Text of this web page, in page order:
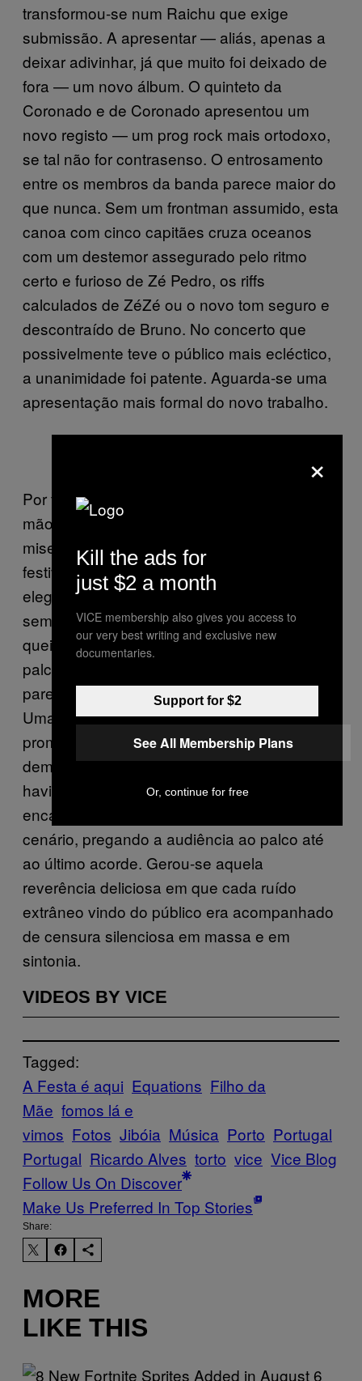
transformou-se num Raichu que exige
submissão. A apresentar — aliás, apenas a
deixar adivinhar, já que muito foi deixado de
fora — um novo álbum. O quinteto da
Coronado e de Coronado apresentou um
novo registo — um prog rock mais ortodoxo,
se tal não for contrasenso. O entrosamento
entre os membros da banda parece maior do
que nunca. Sem um frontman assumido, esta
canoa com cinco capitães cruza oceanos
com um destemor assegurado pelo ritmo
certo e furioso de Zé Pedro, os riffs
calculados de ZéZé ou o novo tom seguro e
descontraído de Bruno. No concerto que
possivelmente teve o público mais ecléctico,
a unanimidade foi patente. Aguarda-se uma
apresentação mais formal do novo trabalho.
Por fim, o fecho de um dia repleto ficou nas
mão de alguém merecedor do golpe de
misericórdia. Filho da Mãe encerrou as
festividades da tarde com uma tortura
elegante. Munido de uma guitarra lancinante,
sem uma palavra proferiu éditos íntimos e
queixosos. Este último concerto teve lugar no
palco dos Lóios, e tal como antes, nada
parecia convir à comunhão de um concerto.
Uma artéria automóvel logo ali ao lado
prometia poluição, e o céu aberto seria
demasiado para a exposição pessoal que
havia de acontecer. Mas Rui Carvalho
encarregou-se de remeter tudo isso a
cenário, pregando a audiência ao palco até
ao último acorde. Gerou-se aquela
reverência deliciosa em que cada ruído
extrâneo vindo do público era acompanhado
de censura silenciosa em massa e em
sintonia.
VIDEOS BY VICE
Tagged:
A Festa é aqui Equations Filho da
Mãe fomos lá e
vimos Fotos Jibóia Música Porto Portugal
Portugal Ricardo Alves torto vice Vice Blog
Follow Us On Discover
Make Us Preferred In Top Stories
Share:
MORE
LIKE THIS
×
Kill the ads for
just $2 a month
VICE membership also gives you access to
our very best writing and exclusive new
documentaries.
Support for $2
See All Membership Plans
Or, continue for free